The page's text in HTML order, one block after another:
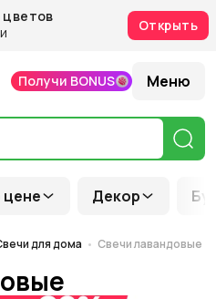
цветов
Открыть
цене Декор
Получи BONUS Меню
для дома Свечи лавандовые